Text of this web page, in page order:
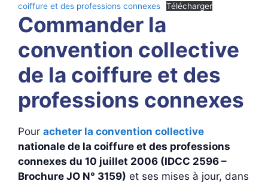
coiffure et des professions connexes
Télécharger
Commander la
convention collective
de la coiffure et des
professions connexes
Pour acheter la convention collective
nationale de la coiffure et des professions
connexes du 10 juillet 2006 (IDCC 2596 –
Brochure JO N° 3159) et ses mises à jour, dans